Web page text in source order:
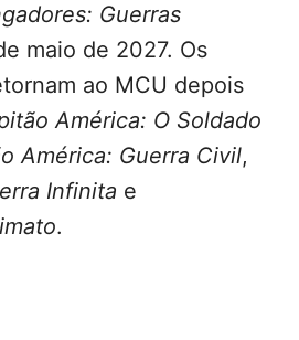
Guerras
maio de 2027. Os
ao MCU depois
América: O Soldado
América: Guerra Civil,
Infinita e
.